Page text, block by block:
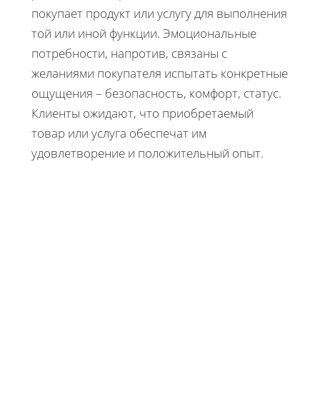
покупает продукт или услугу для выполнения
той или иной функции. Эмоциональные
потребности, напротив, связаны с
желаниями покупателя испытать конкретные
ощущения – безопасность, комфорт, статус.
Клиенты ожидают, что приобретаемый
товар или услуга обеспечат им
удовлетворение и положительный опыт.